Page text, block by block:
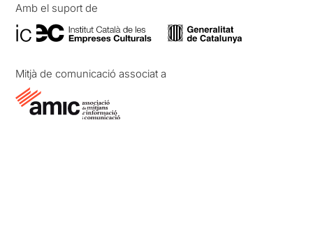
Amb el suport de
Mitjà de comunicació associat a